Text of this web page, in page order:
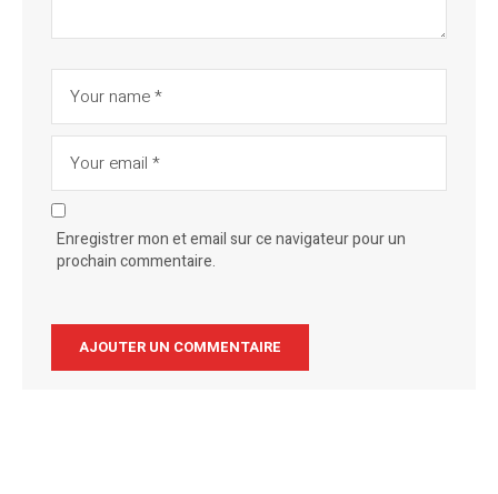
Enregistrer mon et email sur ce navigateur pour un
prochain commentaire.